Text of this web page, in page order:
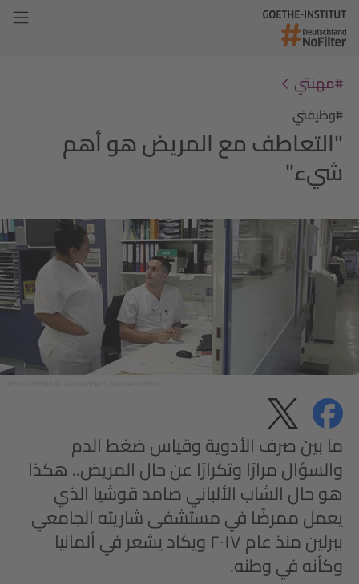
#مهنتي
#وظيفتي
"التعاطف مع المريض هو أهم
شيء"
مشاركةمشاركة
ما بين صرف الأدوية وقياس ضغط الدم
والسؤال مرارًا وتكرارًا عن حال المريض.. هكذا
هو حال الشاب الألباني صامد قوشيا الذي
يعمل ممرضًا في مستشفى شاريتِه الجامعي
ببرلين منذ عام ٢٠١٧ ويكاد يشعر في ألمانيا
وكأنه في وطنه.